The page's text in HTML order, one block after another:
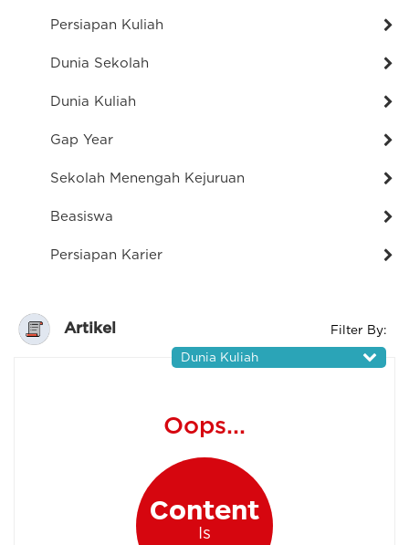
Persiapan Kuliah
Dunia Sekolah
Dunia Kuliah
Gap Year
Sekolah Menengah Kejuruan
Beasiswa
Persiapan Karier
Artikel Filter By:
Dunia Kuliah
Oops...
Content
Is